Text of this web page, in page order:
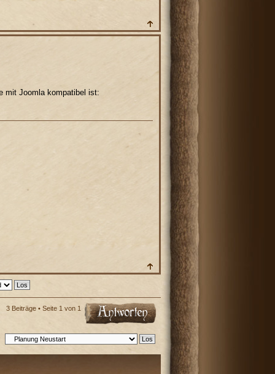
mit Joomla kompatibel ist:
3 Beiträge • Seite 1von 1